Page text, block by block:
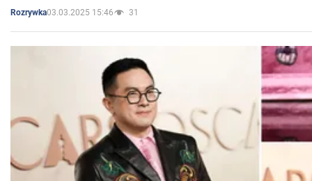
Rozrywka03.03.2025 15:46 31